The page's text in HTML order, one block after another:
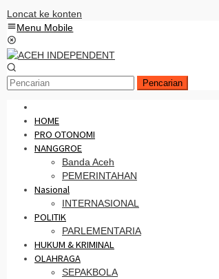
Loncat ke konten
Menu Mobile
Pencarian
HOME
PRO OTONOMI
NANGGROE
Banda Aceh
PEMERINTAHAN
Nasional
INTERNASIONAL
POLITIK
PARLEMENTARIA
HUKUM & KRIMINAL
OLAHRAGA
SEPAKBOLA